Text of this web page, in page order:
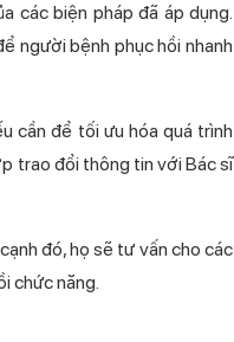
các biện pháp đã áp dụng.
người bệnh phục hồi nhanh
cần để tối ưu hóa quá trình
trao đổi thông tin với Bác sĩ
đó, họ sẽ tư vấn cho các
chức năng.